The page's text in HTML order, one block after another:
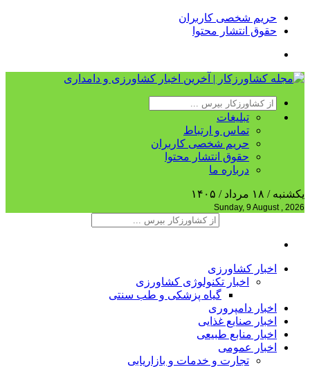
حریم شخصی کاربران
حقوق انتشار محتوا
تبلیغات
تماس و ارتباط
حریم شخصی کاربران
حقوق انتشار محتوا
درباره ما
یکشنبه / ۱۸ مرداد / ۱۴۰۵
Sunday, 9 August , 2026
اخبار کشاورزی
اخبار تکنولوژی کشاورزی
گیاه پزشکی و طب سنتی
اخبار دامپروری
اخبار صنایع غذایی
اخبار منابع طبیعی
اخبار عمومی
تجارت و خدمات و بازاریابی